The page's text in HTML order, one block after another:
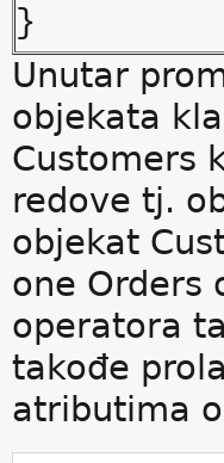
}
Unutar
objekata
Customers
redove tj.
objekat
one Orders
operatora
takođe
atributima